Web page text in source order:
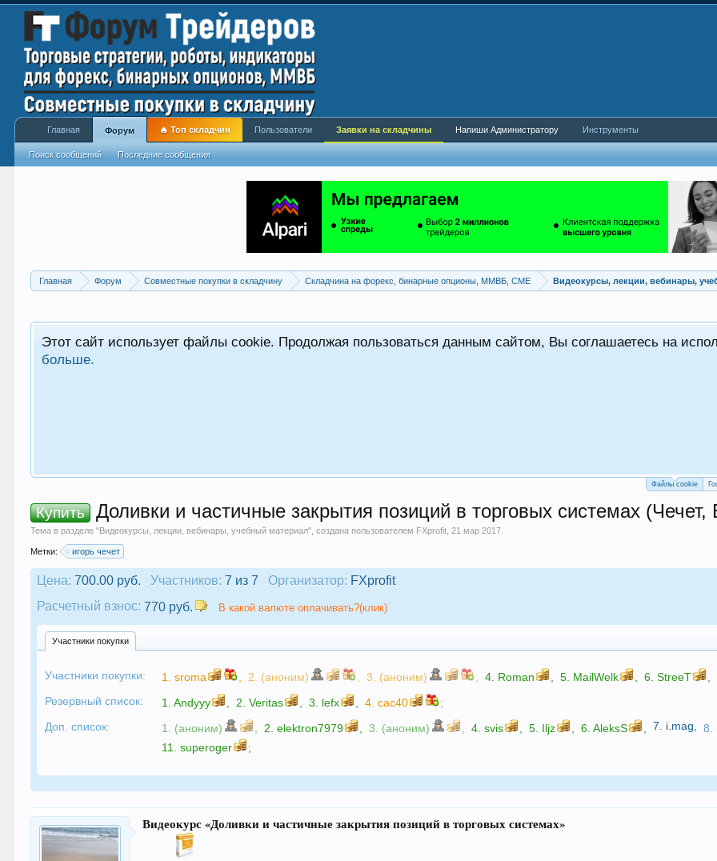
Главная Форум Совместные покупки в складчину Складчина на форекс, бинарные опционы, ММВБ, CME Видеокурсы, лекции, вебинары,
Этот сайт использует файлы cookie. Продолжая пользоваться данным сайтом, Вы соглашаетесь на
больше.
Файлы cookie
Купить Доливки и частичные закрытия позиций в торговых системах
Тема в разделе "Видеокурсы, лекции, вебинары, учебный материал", создана пользователем FXprofit ,21 мар 2017
Метки: игорь чечет
Цена: 700.00 руб. Участников: 7 из 7 Организатор: FXprofit
Расчетный взнос: 770 руб. В какой валюте оплачивать?(клик)
Участники покупки
Участники покупки: 1.sroma 2. (аноним) 3. (аноним) 4. Roman 5. MailWelk 6.StreeT
Резервный список:
1.Andyyy 2.Veritas 3. lefx 4.cac40
;
Доп. список:
1. (аноним) 2.elektron7979 3. (аноним) 4.svis 5. Iljz 6.AleksS 7. i.mag 8.
11.superoger ;
Видеокурс «Доливки и частичные закрытия позиций в торговых системах»
Главная Форум
Поиск сообщений Последние сообщения
🔥 Топ складчин Пользователи Заявки на складчины Напиши Администратору Инструменты